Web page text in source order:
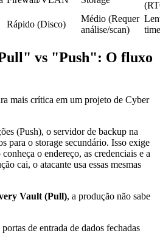
Rápido (Disco)
Médio (Requer
análise/scan)
vs "Push": O fluxo
mais crítica em um projeto de Cyber
(Push), o servidor de backup na
para o storage secundário. Isso exige
o endereço, as credenciais e a
cai, o atacante usa essas mesmas
Vault (Pull), a produção não sabe
de entrada de dados fechadas